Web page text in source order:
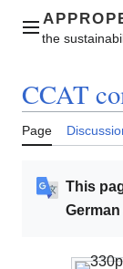
contentMain menu
CCAT
Page
This